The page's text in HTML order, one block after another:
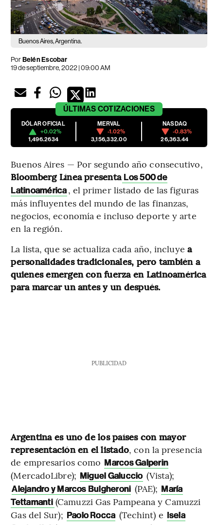
Buenos Aires, Argentina.
PorBelén Escobar
19 de septiembre, 2022 | 09:00 AM
ÚLTIMAS COTIZACIONES
DÓLAR OFICIAL
+0.02%
1,496.2634
MERVAL
-1.02%
3,156,332.00
NASDAQ
-0.83%
26,363.44
Buenos Aires — Por segundo año consecutivo,
Bloomberg Línea presenta Los 500 de
Latinoamérica, el primer listado de las figuras
más influyentes del mundo de las finanzas,
negocios, economía e incluso deporte y arte
en la región.
La lista, que se actualiza cada año, incluye a
personalidades tradicionales, pero también a
quienes emergen con fuerza en Latinoamérica
para marcar un antes y un después.
PUBLICIDAD
Argentina es uno de los países con mayor
representación en el listado, con la presencia
de empresarios como Marcos Galperin
(MercadoLibre); Miguel Galuccio (Vista);
Alejandro y Marcos Bulgheroni (PAE); María
Tettamanti (Camuzzi Gas Pampeana y Camuzzi
Gas del Sur); Paolo Rocca (Techint) e Isela